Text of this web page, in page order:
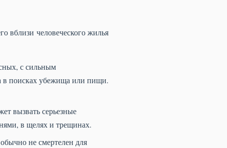
вблизи человеческого жилья
с сильным
в поисках убежища или пищи.
вызвать серьезные
в щелях и трещинах.
не смертелен для